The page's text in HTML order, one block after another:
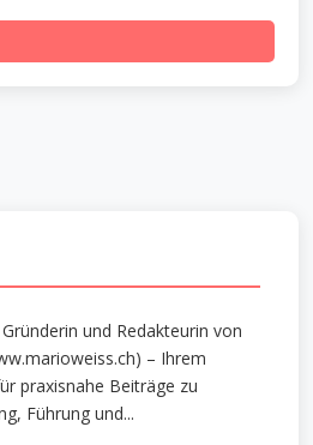
und Redakteurin von
– Ihrem
praxisnahe Beiträge zu
Führung und...